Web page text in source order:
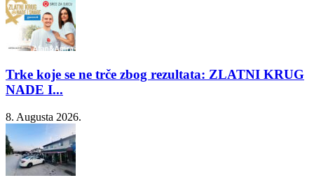
Trke koje se ne trče zbog rezultata: ZLATNI KRUG
NADE I...
8. Augusta 2026.